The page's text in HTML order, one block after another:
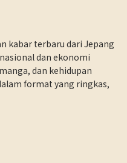
kabar terbaru dari Jepang
dan ekonomi
dan kehidupan
format yang ringkas,